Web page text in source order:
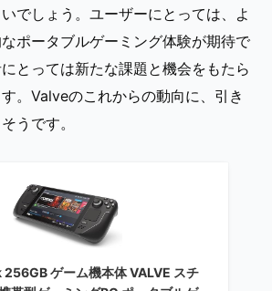
でしょう。ユーザーにとっては、よ
ポータブルゲーミング体験が期待で
とっては新たな課題と機会をもたら
。Valveのこれからの動向に、引き
うです。
ゲーム機本体 VALVE スチ